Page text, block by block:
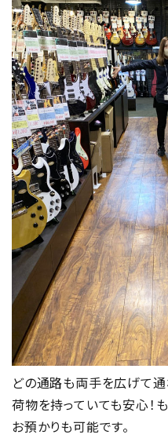
どの通路も両手を広げて通
荷物を持っていても安心！
お預かりも可能です。